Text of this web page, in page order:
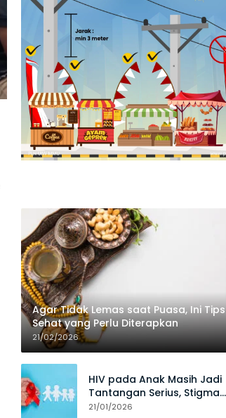
Agar Tidak Lemas saat Puasa, Ini Tips
Sehat yang Perlu Diterapkan
21/02/2026
HIV pada Anak Masih Jadi
Tantangan Serius, Stigma
Hambat Akses Perawatan
21/01/2026